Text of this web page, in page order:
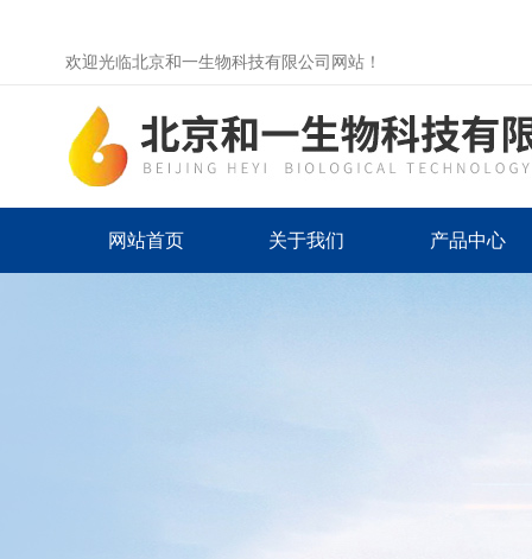
欢迎光临北京和一生物科技有限公司网站！
网站首页 关于我们 产品中心